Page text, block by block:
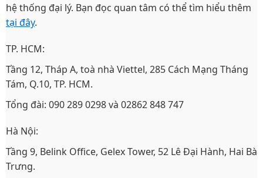
hệ thống đại lý. Bạn đọc quan tâm có thể tìm hiểu thêm
tại đây.
TP. HCM:
Tầng 12, Tháp A, toà nhà Viettel, 285 Cách Mạng Tháng
Tám, Q.10, TP. HCM.
Tổng đài: 090 289 0298 và 02862 848 747
Hà Nội:
Tầng 9, Belink Office, Gelex Tower, 52 Lê Đại Hành, Hai Bà
Trưng.